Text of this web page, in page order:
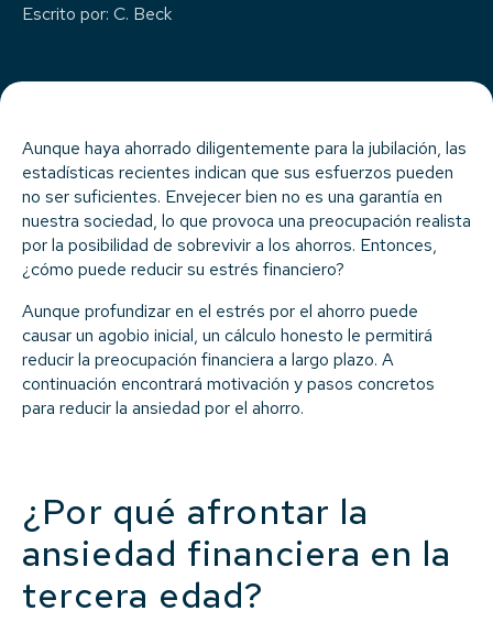
Escrito por: C. Beck
Aunque haya ahorrado diligentemente para la jubilación, las
estadísticas recientes indican que sus esfuerzos pueden
no ser suficientes. Envejecer bien no es una garantía en
nuestra sociedad, lo que provoca una preocupación realista
por la posibilidad de sobrevivir a los ahorros. Entonces,
¿cómo puede reducir su estrés financiero?
Aunque profundizar en el estrés por el ahorro puede
causar un agobio inicial, un cálculo honesto le permitirá
reducir la preocupación financiera a largo plazo. A
continuación encontrará motivación y pasos concretos
para reducir la ansiedad por el ahorro.
¿Por qué afrontar la
ansiedad financiera en la
tercera edad?